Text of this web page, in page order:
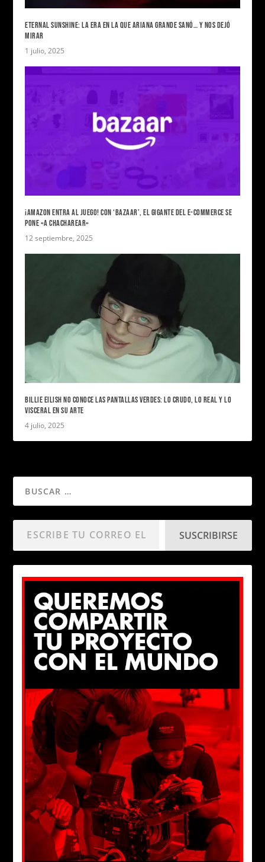
ETERNAL SUNSHINE: LA ERA EN LA QUE ARIANA GRANDE SANÓ… Y NOS DEJÓ
MIRAR
1 julio, 2025
¡AMAZON ENTRA AL JUEGO! CON ‘BAZAAR’, EL GIGANTE DEL E-COMMERCE SE
PONE «A CHACHAREAR»
12 septiembre, 2025
BILLIE EILISH NO CONOCE LAS PANTALLAS VERDES: LO CRUDO, LO REAL Y LO
VISCERAL EN SU ARTE
4 julio, 2025
SUSCRIBIRSE